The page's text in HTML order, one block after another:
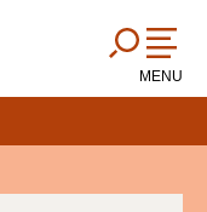
MENU